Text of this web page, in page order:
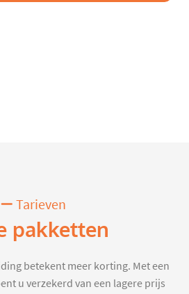
Tarieven
pakketten
betekent meer korting. Met een
u verzekerd van een lagere prijs